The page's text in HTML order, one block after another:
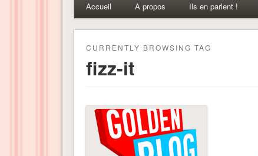
Accueil A propos Ils en parlent !
CURRENTLY BROWSING TAG
fizz-it